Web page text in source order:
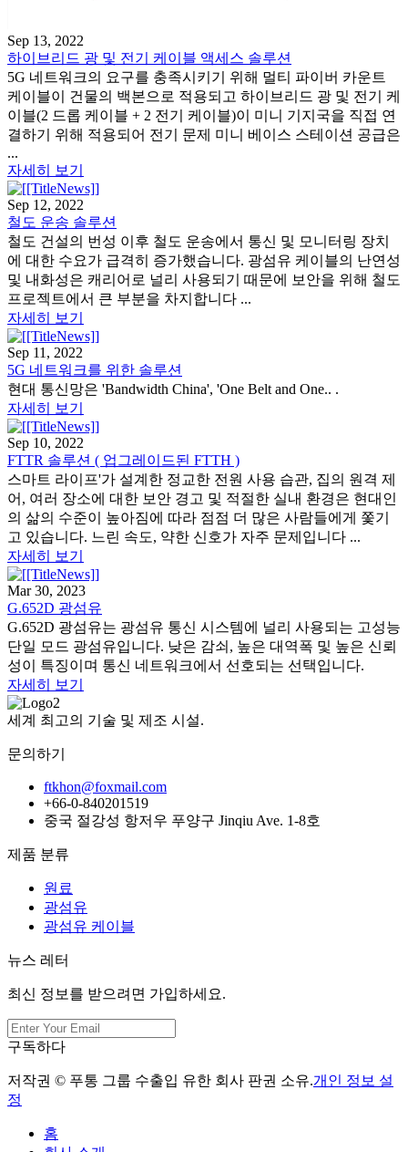
Sep 13, 2022
하이브리드 광 및 전기 케이블 액세스 솔루션
5G 네트워크의 요구를 충족시키기 위해 멀티 파이버 카운트
케이블이 건물의 백본으로 적용되고 하이브리드 광 및 전기 케
이블(2 드롭 케이블 + 2 전기 케이블)이 미니 기지국을 직접 연
결하기 위해 적용되어 전기 문제 미니 베이스 스테이션 공급은
...
자세히 보기
Sep 12, 2022
철도 운송 솔루션
철도 건설의 번성 이후 철도 운송에서 통신 및 모니터링 장치
에 대한 수요가 급격히 증가했습니다. 광섬유 케이블의 난연성
및 내화성은 캐리어로 널리 사용되기 때문에 보안을 위해 철도
프로젝트에서 큰 부분을 차지합니다 ...
자세히 보기
Sep 11, 2022
5G 네트워크를 위한 솔루션
현대 통신망은 'Bandwidth China', 'One Belt and One.. .
자세히 보기
Sep 10, 2022
FTTR 솔루션 ( 업그레이드된 FTTH )
스마트 라이프'가 설계한 정교한 전원 사용 습관, 집의 원격 제
어, 여러 장소에 대한 보안 경고 및 적절한 실내 환경은 현대인
의 삶의 수준이 높아짐에 따라 점점 더 많은 사람들에게 쫓기
고 있습니다. 느린 속도, 약한 신호가 자주 문제입니다 ...
자세히 보기
Mar 30, 2023
G.652D 광섬유
G.652D 광섬유는 광섬유 통신 시스템에 널리 사용되는 고성능
단일 모드 광섬유입니다. 낮은 감쇠, 높은 대역폭 및 높은 신뢰
성이 특징이며 통신 네트워크에서 선호되는 선택입니다.
자세히 보기
세계 최고의 기술 및 제조 시설.
문의하기
ftkhon@foxmail.com
+66-0-840201519
중국 절강성 항저우 푸양구 Jinqiu Ave. 1-8호
제품 분류
원료
광섬유
광섬유 케이블
뉴스 레터
최신 정보를 받으려면 가입하세요.
구독하다
저작권 © 푸통 그룹 수출입 유한 회사 판권 소유.개인 정보 설
정
홈